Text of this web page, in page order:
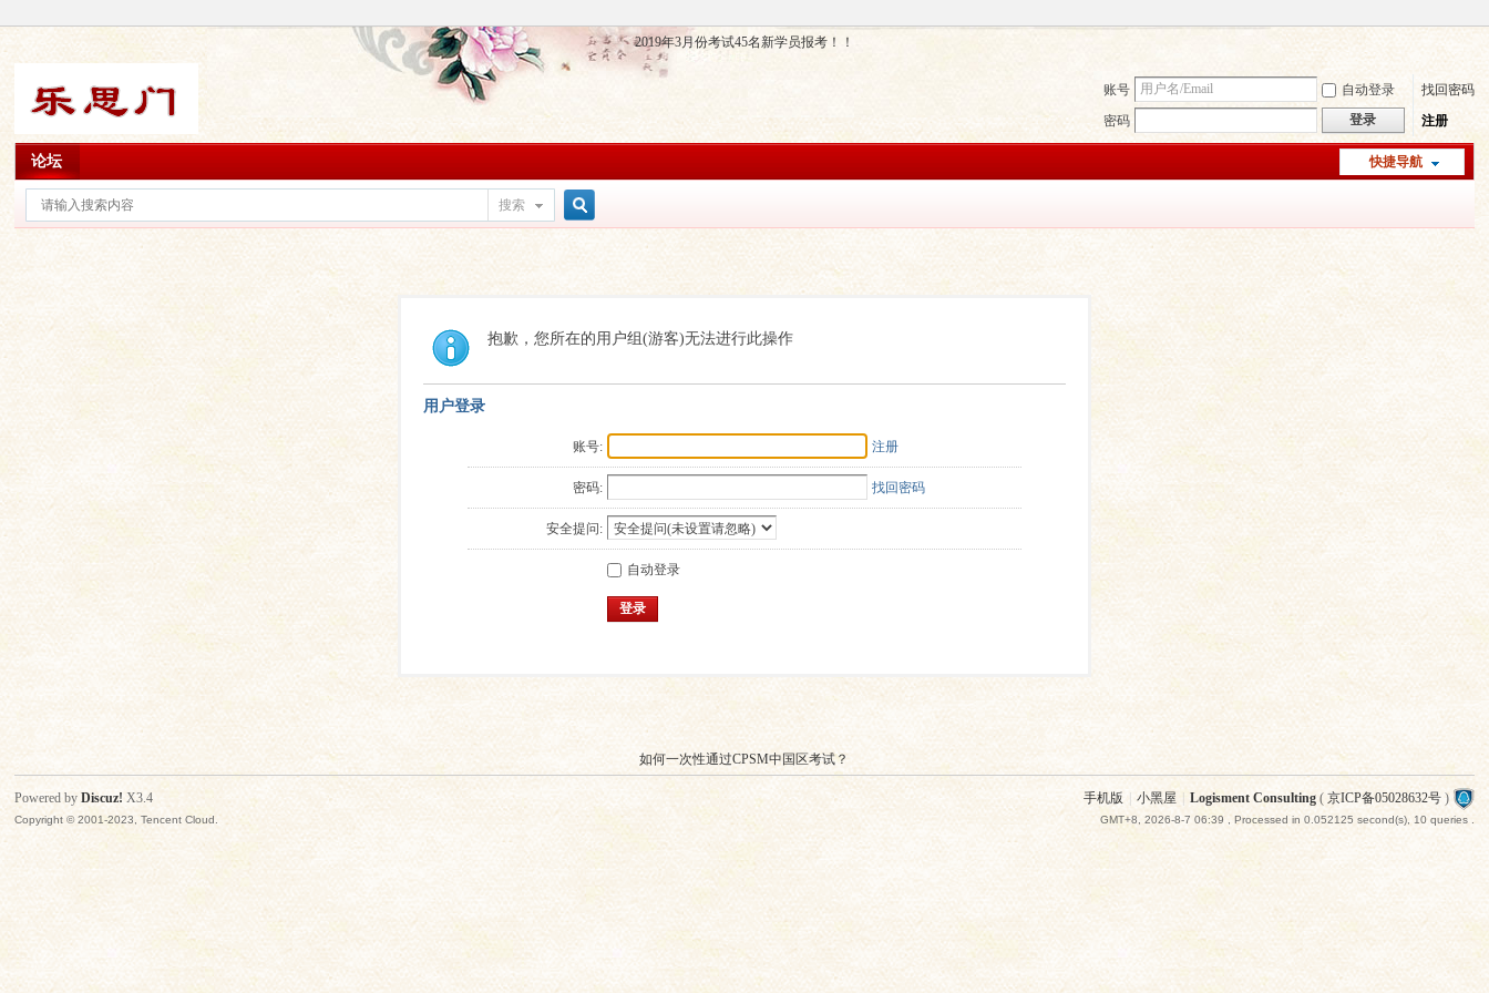
2019年3月份考试45名新学员报考！！
账号 自动登录
找回密码
密码
登录 注册
快捷导航
论坛
搜索
索
抱歉，您所在的用户组(游客)无法进行此操作
用户登录
账号: 注册
密码: 找回密码
安全提问:
自动登录
登录
如何一次性通过CPSM中国区考试？
手机版 小黑屋 Logisment Consulting( 京ICP备05028632号)
GMT+8, 2026-8-7 06:39 , Processed in 0.052125 second(s), 10 queries .
Powered byDiscuz! X3.4
Copyright © 2001-2023, Tencent Cloud.